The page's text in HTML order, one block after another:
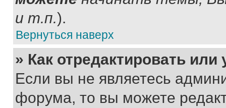
и т.п.).
Вернуться наверх
» Как отредактировать
Если вы не являетесь
форума, то вы можете